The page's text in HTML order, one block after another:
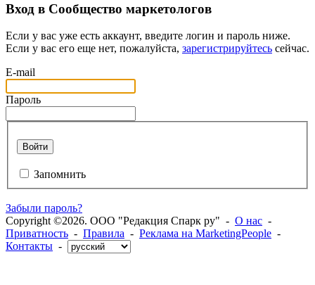
Вход в Сообщество маркетологов
Если у вас уже есть аккаунт, введите логин и пароль ниже.
Если у вас его еще нет, пожалуйста, зарегистрируйтесь сейчас.
E-mail
Пароль
Войти
Запомнить
Забыли пароль?
Copyright ©2026. ООО "Редакция Спарк ру" - О нас -
Приватность - Правила - Реклама на MarketingPeople -
Контакты -